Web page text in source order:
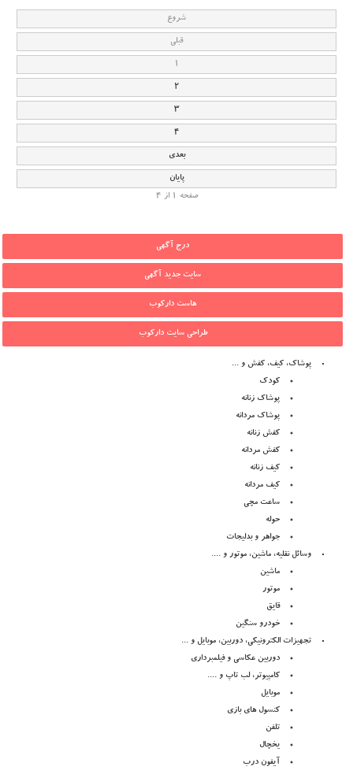
شروع
قبلی
1
2
3
4
بعدی
پایان
صفحه 1 از 4
درج آگهی
سایت جدید آگهی
هاست دارکوب
طراحی سایت دارکوب
پوشاک، کیف، کفش و ...
کودک
پوشاک زنانه
پوشاک مردانه
کفش زنانه
کفش مردانه
کیف زنانه
کیف مردانه
ساعت مچی
حوله
جواهر و بدلیجات
وسائل نقلیه، ماشین، موتور و ....
ماشین
موتور
قایق
خودرو سنگین
تجهیزات الکترونیکی، دوربین، موبایل و ...
دوربین عکاسی و فیلمبرداری
کامپیوتر، لب تاپ و ....
موبایل
کنسول های بازی
تلفن
یخچال
آیفون درب